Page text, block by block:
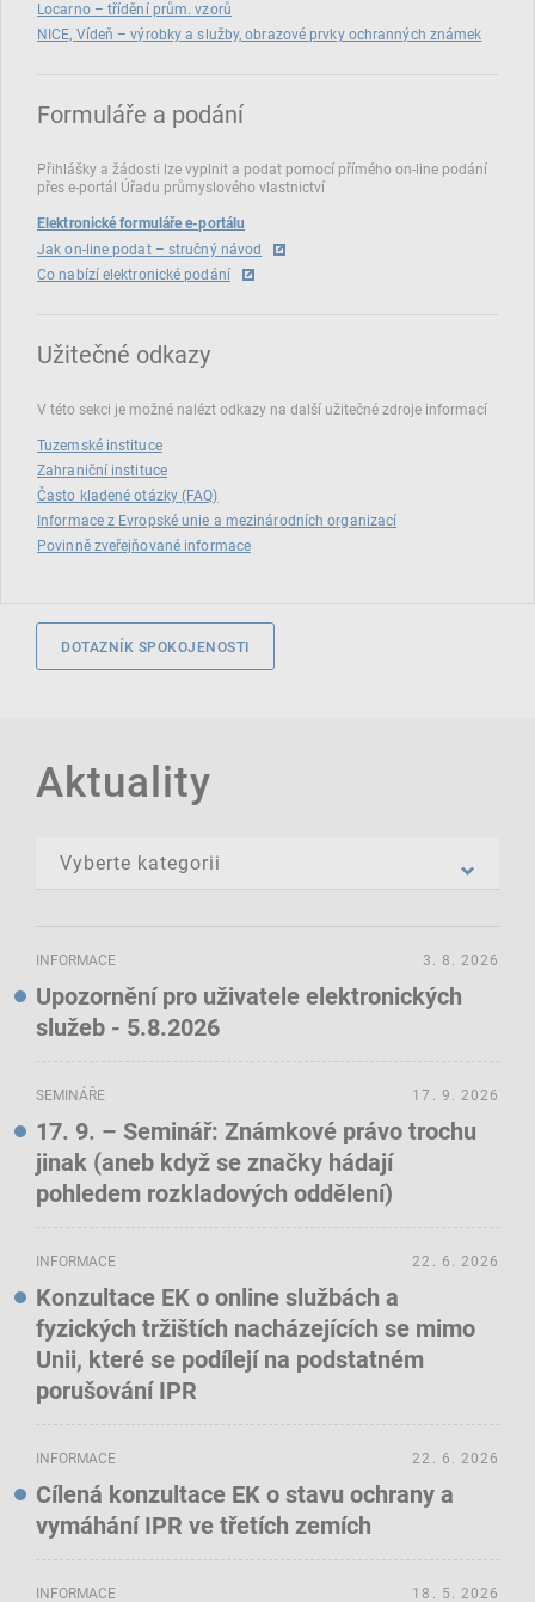
Locarno – třídění prům. vzorů
NICE, Vídeň – výrobky a služby, obrazové prvky ochranných známek
Formuláře a podání
Přihlášky a žádosti lze vyplnit a podat pomocí přímého on‑line podání
přes e‑portál Úřadu průmyslového vlastnictví
Elektronické formuláře e-portálu
Jak on-line podat – stručný návod
Co nabízí elektronické podání
Užitečné odkazy
V této sekci je možné nalézt odkazy na další užitečné zdroje informací
Tuzemské instituce
Zahraniční instituce
Často kladené otázky (FAQ)
Informace z Evropské unie a mezinárodních organizací
Povinně zveřejňované informace
DOTAZNÍK SPOKOJENOSTI
Aktuality
INFORMACE
Upozornění pro uživatele elektronických
služeb - 5.8.2026
3. 8. 2026
SEMINÁŘE
17. 9. – Seminář: Známkové právo trochu
jinak (aneb když se značky hádají
pohledem rozkladových oddělení)
17. 9. 2026
INFORMACE
Konzultace EK o online službách a
fyzických tržištích nacházejících se mimo
Unii, které se podílejí na podstatném
porušování IPR
22. 6. 2026
INFORMACE
Cílená konzultace EK o stavu ochrany a
vymáhání IPR ve třetích zemích
22. 6. 2026
INFORMACE 18. 5. 2026